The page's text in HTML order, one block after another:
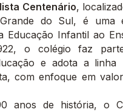
Centenário,
do Sul, é uma
Educação Infantil ao
o colégio faz
e adota a linha
com enfoque em
anos de história, o